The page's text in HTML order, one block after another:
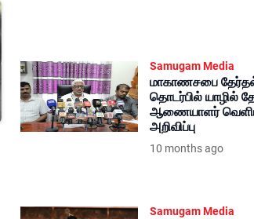
Samugam Media
மாகாணசபை
தொடர்பில் யாழில்
ஆணையாளர்
அறிவிப்பு
10 months ago
Samugam Media